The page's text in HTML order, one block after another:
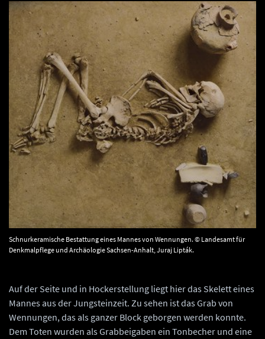
Schnurkeramische Bestattung eines Mannes von Wennungen. © Landesamt für
Denkmalpflege und Archäologie Sachsen-Anhalt, Juraj Lipták.
Auf der Seite und in Hockerstellung liegt hier das Skelett eines
Mannes aus der Jungsteinzeit. Zu sehen ist das Grab von
Wennungen, das als ganzer Block geborgen werden konnte.
Dem Toten wurden als Grabbeigaben ein Tonbecher und eine